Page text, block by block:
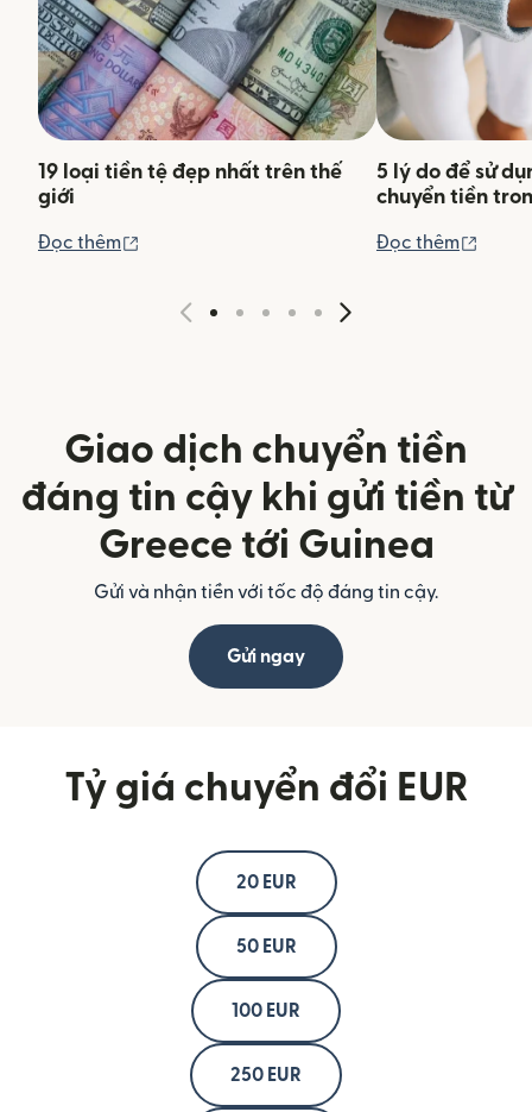
19 loại tiền tệ đẹp nhất trên thế
giới
Đọc thêm
5 lý do để sử
chuyển tiền
Đọc thêm
Giao dịch chuyển tiền
đáng tin cậy khi gửi tiền từ
Greece tới Guinea
Gửi và nhận tiền với tốc độ đáng tin cậy.
Gửi ngay
Tỷ giá chuyển đổi EUR
20 EUR
50 EUR
100 EUR
250 EUR